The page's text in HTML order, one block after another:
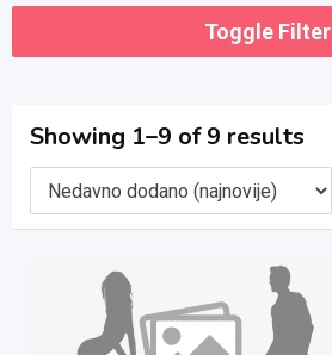
Toggle Filter
Showing 1–9 of 9 results